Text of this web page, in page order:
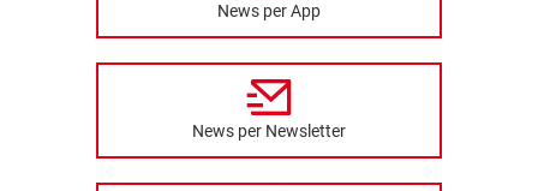
News per App
News per Newsletter